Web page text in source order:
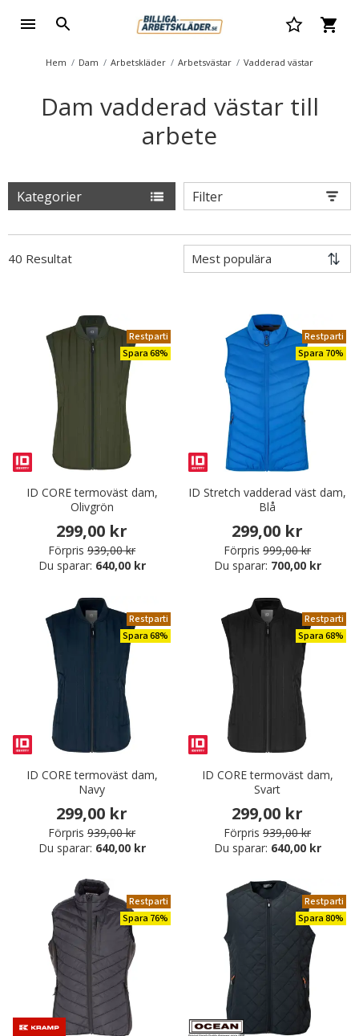
Hem Dam Arbetskläder Arbetsvästar Vadderad västar
Dam vadderad västar till
arbete
Kategorier Filter
40 Resultat
Restparti
Spara 68%
ID CORE termoväst dam,
Olivgrön
299,00 kr
Förpris 939,00 kr
Du sparar: 640,00 kr
Restparti
Spara 70%
ID Stretch vadderad väst dam,
Blå
299,00 kr
Förpris 999,00 kr
Du sparar: 700,00 kr
Restparti
Spara 68%
ID CORE termoväst dam,
Navy
299,00 kr
Förpris 939,00 kr
Du sparar: 640,00 kr
Restparti
Spara 68%
ID CORE termoväst dam,
Svart
299,00 kr
Förpris 939,00 kr
Du sparar: 640,00 kr
Restparti
Spara 76%
Restparti
Spara 80%